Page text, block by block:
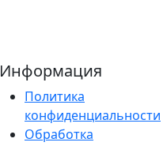
Информация
Политика
конфиденциальности
Обработка